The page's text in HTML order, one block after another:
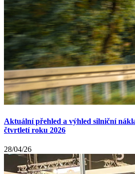
Aktuální přehled a výhled silniční
čtvrtletí roku 2026
28/04/26